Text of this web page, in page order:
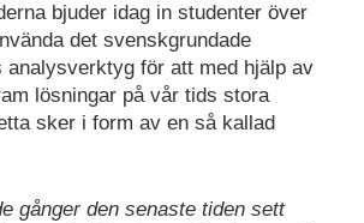
bjuder idag in studenter över
det svenskgrundade
analysverktyg för att med hjälp av
lösningar på vår tids stora
sker i form av en så kallad
gånger den senaste tiden sett